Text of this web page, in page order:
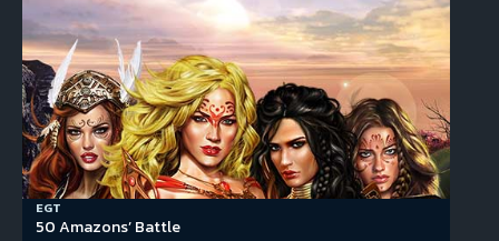
EGT
50 Amazons’ Battle